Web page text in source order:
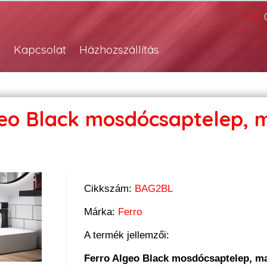
Tel.:
Kapcsolat Házhozszállítás
Black mosdócsaptelep,
Cikkszám: BAG2BL
Márka: Ferro
A termék jellemzői:
Ferro Algeo Black mosdócsaptelep,